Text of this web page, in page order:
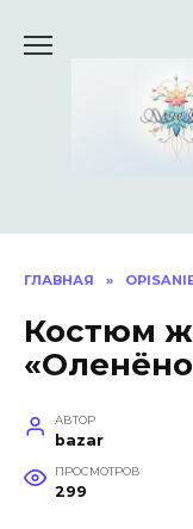
ГЛАВНАЯ »
Костюм
АВТОР
bazar
ПРОСМОТРОВ
299